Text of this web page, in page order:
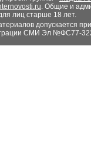
. Общие и
лиц старше 18 лет.
допускается
СМИ Эл №ФС77-